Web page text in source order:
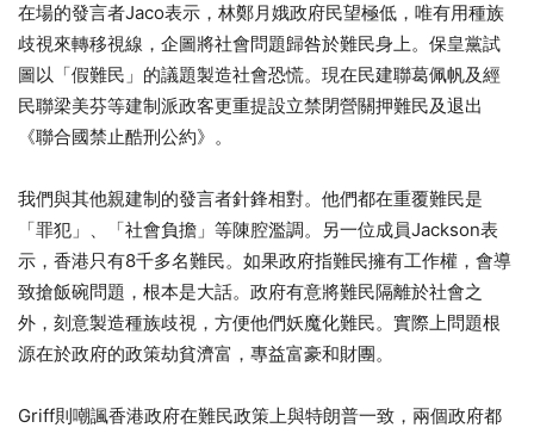
在場的發言者Jaco表示，林鄭月娥政府民望極低，唯有用種族
歧視來轉移視線，企圖將社會問題歸咎於難民身上。保皇黨試
圖以「假難民」的議題製造社會恐慌。現在民建聯葛佩帆及經
民聯梁美芬等建制派政客更重提設立禁閉營關押難民及退出
《聯合國禁止酷刑公約》。
我們與其他親建制的發言者針鋒相對。他們都在重覆難民是
「罪犯」、「社會負擔」等陳腔濫調。另一位成員Jackson表
示，香港只有8千多名難民。如果政府指難民擁有工作權，會導
致搶飯碗問題，根本是大話。政府有意將難民隔離於社會之
外，刻意製造種族歧視，方便他們妖魔化難民。實際上問題根
源在於政府的政策劫貧濟富，專益富豪和財團。
Griff則嘲諷香港政府在難民政策上與特朗普一致，兩個政府都